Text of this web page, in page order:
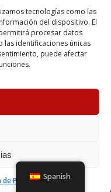
tecnologías como las
del dispositivo. El
procesar datos
identificaciones únicas
puede afectar
de Privacidad
bono Kit Digital y lo ha
– NextGeneration EU
derechos reservados |
Spanish